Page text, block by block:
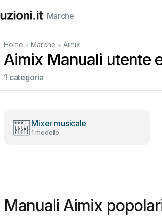
Italiano Français
Marche
Home • Marche • Aimix
Aimix Manuali utente
1 categoria
Mixer musicale
1 modello
Manuali Aimix